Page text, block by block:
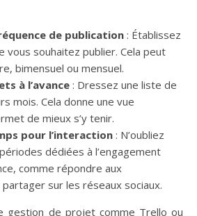
de publication : Établissez
vous souhaitez publier. Cela peut
bimensuel ou mensuel.
à l’avance : Dressez une liste de
mois. Cela donne une vue
de mieux s’y tenir.
pour l’interaction : N’oubliez
dédiées à l’engagement
comme répondre aux
sur les réseaux sociaux.
gestion de projet comme Trello ou